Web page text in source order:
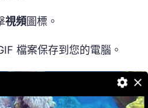
視頻圖標。
檔案保存到您的電腦。